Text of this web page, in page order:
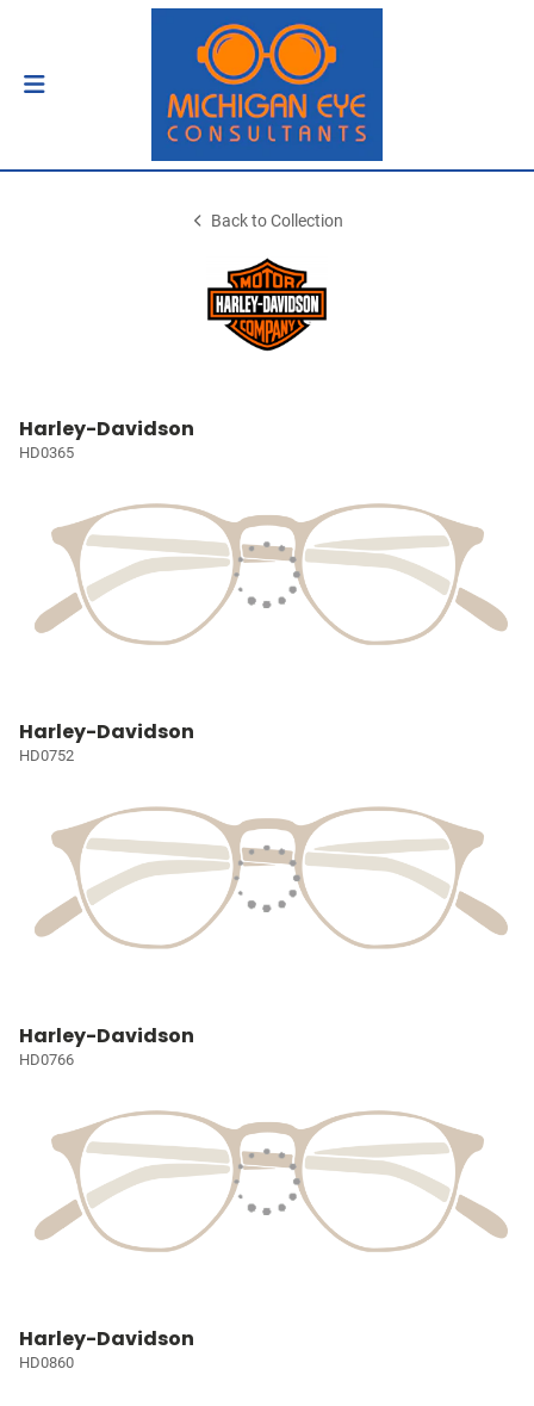
Back to Collection
Harley-Davidson
HD0365
Harley-Davidson
HD0752
Harley-Davidson
HD0766
Harley-Davidson
HD0860